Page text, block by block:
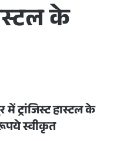
के
ट्रांजिस्ट हास्टल के
स्वीकृत